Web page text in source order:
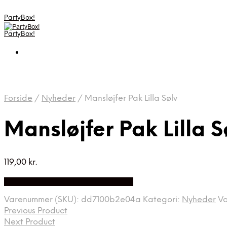
PartyBox!
PartyBox!
Forside / Nyheder / Mansløjfer Pak Lilla Sølv
Mansløjfer Pak Lilla
119,00 kr.
Varenummer (SKU): dd7100b2e04a Kategori: Nyheder
Previous Product
Next Product